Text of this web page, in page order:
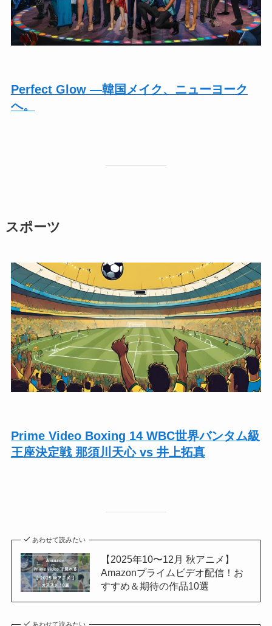
Perfect Glow ―韓国メイク、ニューヨーク
へ。
スポーツ
Prime Video Boxing 14 WBC世界バンタム級
王座決定戦 那須川天心 vs 井上拓真
あわせて読みたい
【2025年10〜12月 秋アニメ】
Amazonプライムビデオ配信！お
すすめ＆期待の作品10選
あわせて読みたい